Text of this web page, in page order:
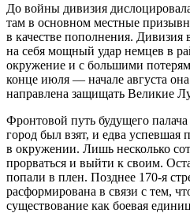
До войны дивизия
там в основном местные
в качестве пополнения.
на себя мощный удар немцев в
окружение и с большими
конце июля — начале августа
направлена защищать Великие
Фронтовой путь будущего
город был взят, и едва успевшая
в окружении. Лишь несколько
прорваться и выйти к своим.
попали в плен. Позднее 170-я
расформирована в связи с тем,
существование как боевая